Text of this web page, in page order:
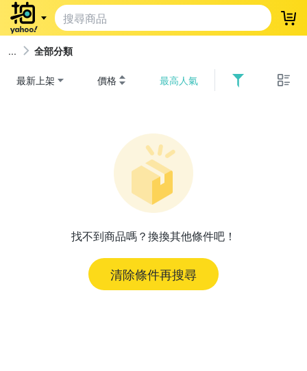
登
全部分類
最新上架 價格 最高人氣
找不到商品嗎？換換其他條件吧！
清除條件再搜尋